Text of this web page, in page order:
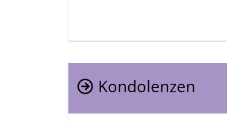
Kondolenzen